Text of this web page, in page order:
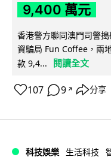
9,400 萬元
香港警方聯同澳門司警
資騙局 Fun Coffee，兩
款 9,4...
閱讀全文
107 9 ↗ 分享
科技娛樂 生活科技